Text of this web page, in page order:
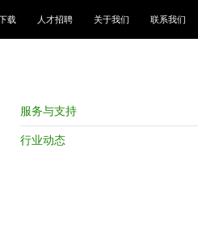
载
人才招聘 关于我们 联系我们
服务与支持
行业动态